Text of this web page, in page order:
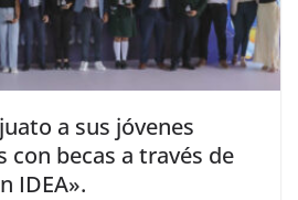
a sus jóvenes
con becas a través de
IDEA».